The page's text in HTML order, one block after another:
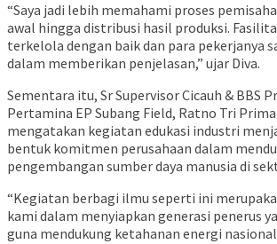
“Saya jadi lebih memahami proses
awal hingga distribusi hasil produksi.
terkelola dengan baik dan para pekerjanya
dalam memberikan penjelasan,” ujar Diva.
Sementara itu, Sr Supervisor Cicauh & BBS
Pertamina EP Subang Field, Ratno Tri
mengatakan kegiatan edukasi industri
bentuk komitmen perusahaan dalam
pengembangan sumber daya manusia di
“Kegiatan berbagi ilmu seperti ini
kami dalam menyiapkan generasi penerus
guna mendukung ketahanan energi